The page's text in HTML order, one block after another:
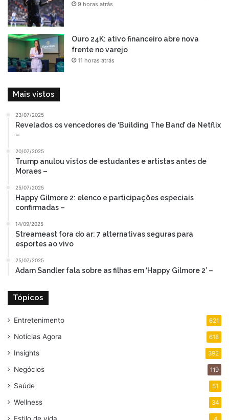
9 horas atrás
Ouro 24K: ativo financeiro abre nova
frente no varejo
11 horas atrás
Mais vistos
23/07/2025
Revelados os vencedores de ‘Building The Band’ da Netflix
–
20/07/2025
Trump anulou vistos de estudantes e artistas antes de
Moraes –
25/07/2025
Happy Gilmore 2: elenco e participações especiais
confirmadas –
14/09/2025
Streameast fora do ar: 7 alternativas seguras para
esportes ao vivo
25/07/2025
Adam Sandler fala sobre as filhas em ‘Happy Gilmore 2’ –
Tópicos
Entretenimento 621
Notícias Agora 618
Insights 392
Negócios 119
Saúde 51
Wellness 34